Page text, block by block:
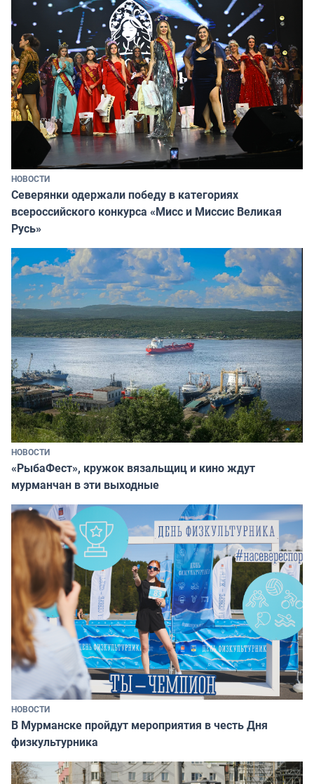
НОВОСТИ
Северянки одержали победу в категориях
всероссийского конкурса «Мисс и Миссис Великая
Русь»
НОВОСТИ
«РыбаФест», кружок вязальщиц и кино ждут
мурманчан в эти выходные
НОВОСТИ
В Мурманске пройдут мероприятия в честь Дня
физкультурника